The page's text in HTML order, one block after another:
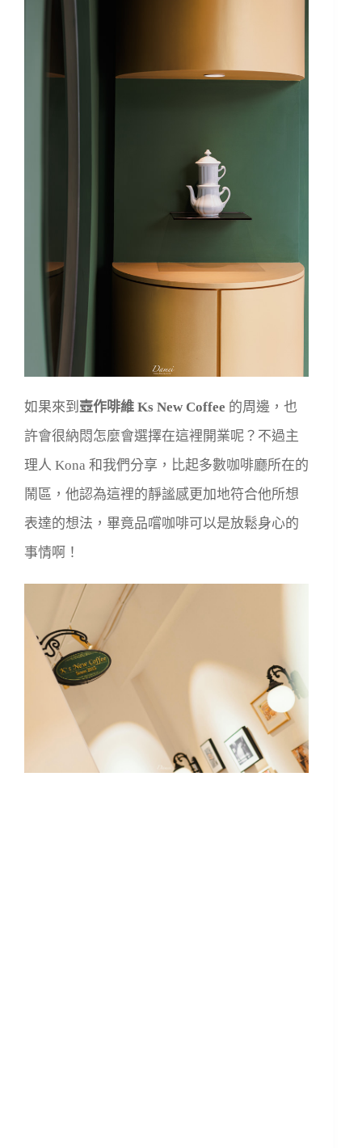
如果來到 壺作啡維 Ks New Coffee 的周邊，也
許會很納悶怎麼會選擇在這裡開業呢？不過主
理人 Kona 和我們分享，比起多數咖啡廳所在的
鬧區，他認為這裡的靜謐感更加地符合他所想
表達的想法，畢竟品嚐咖啡可以是放鬆身心的
事情啊！